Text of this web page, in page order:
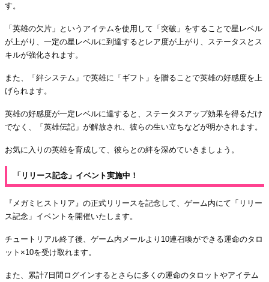
す。
「英雄の欠片」というアイテムを使用して「突破」をすることで星レベル
が上がり、一定の星レベルに到達するとレア度が上がり、ステータスとス
キルが強化されます。
また、「絆システム」で英雄に「ギフト」を贈ることで英雄の好感度を上
げられます。
英雄の好感度が一定レベルに達すると、ステータスアップ効果を得るだけ
でなく、「英雄伝記」が解放され、彼らの生い立ちなどが明かされます。
お気に入りの英雄を育成して、彼らとの絆を深めていきましょう。
「リリース記念」イベント実施中！
『メガミヒストリア』の正式リリースを記念して、ゲーム内にて「リリー
ス記念」イベントを開催いたします。
チュートリアル終了後、ゲーム内メールより10連召喚ができる運命のタロ
ット×10を受け取れます。
また、累計7日間ログインするとさらに多くの運命のタロットやアイテム